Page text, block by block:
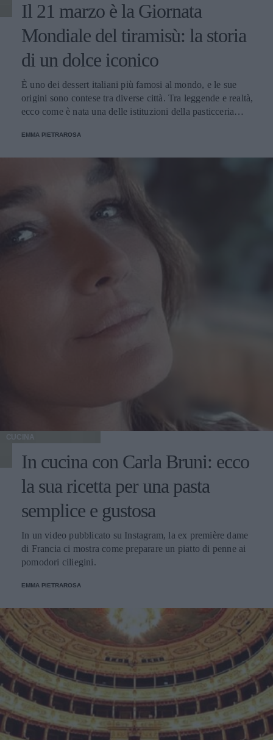
Il 21 marzo è la Giornata
Mondiale del tiramisù: la storia
di un dolce iconico
È uno dei dessert italiani più famosi al mondo, e le sue
origini sono contese tra diverse città. Tra leggende e realtà,
ecco come è nata una delle istituzioni della pasticceria
EMMA PIETRAROSA
CUCINA
In cucina con Carla Bruni: ecco
la sua ricetta per una pasta
semplice e gustosa
In un video pubblicato su Instagram, la ex première dame
di Francia ci mostra come preparare un piatto di penne ai
pomodori ciliegini.
EMMA PIETRAROSA